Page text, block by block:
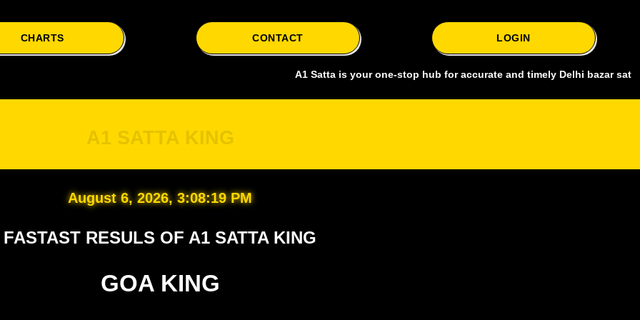
CHARTS CONTACT LOGIN
A1 Satta is your one-stop hub for accurate and timely Delhi bazar satta king,
A1 SATTA KING
August 6, 2026, 3:08:20 PM
FASTAST RESULS OF A1 SATTA KING
GOA KING